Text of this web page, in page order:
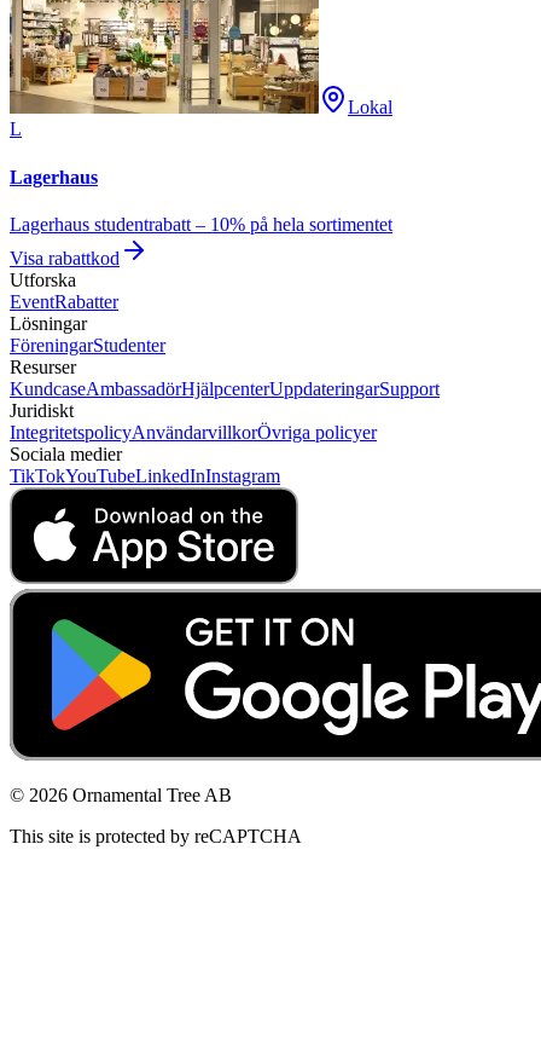
Lokal
L
Lagerhaus
Lagerhaus studentrabatt – 10% på hela sortimentet
Visa rabattkod
Utforska
EventRabatter
Lösningar
FöreningarStudenter
Resurser
KundcaseAmbassadörHjälpcenterUppdateringarSupport
Juridiskt
IntegritetspolicyAnvändarvillkorÖvriga policyer
Sociala medier
TikTokYouTubeLinkedInInstagram
© 2026 Ornamental Tree AB
This site is protected by reCAPTCHA